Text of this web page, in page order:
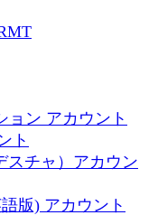
ョン アカウント
ト
スチャ）アカウン
版) アカウント